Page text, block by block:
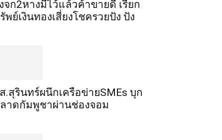
จก​2​หาง​มีไว้แล้ว​ค้าขาย​ดี​ เรียก​
พย์เงินทอง​เสี่ยงโชค​รวยปัง​ ปัง​
.สุรินทร์ผนึกเครือข่ายSMEs บุก
าดกัมพูชาผ่านช่องจอม